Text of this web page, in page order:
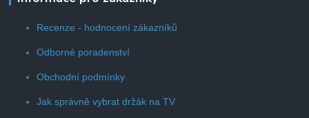
Recenze - hodnocení zákazníků
Odborné poradenství
Obchodní podmínky
Jak správně vybrat držák na TV